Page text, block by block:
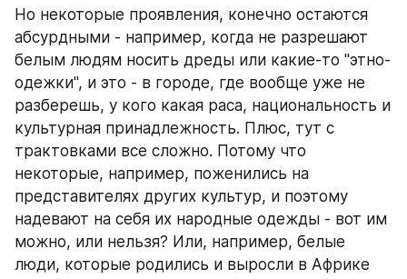
Но некоторые проявления, конечно остаются
абсурдными - например, когда не разрешают
белым людям носить дреды или какие-то "этно-
одежки", и это - в городе, где вообще уже не
разберешь, у кого какая раса, национальность и
культурная принадлежность. Плюс, тут с
трактовками все сложно. Потому что
некоторые, например, поженились на
представителях других культур, и поэтому
надевают на себя их народные одежды - вот им
можно, или нельзя? Или, например, белые
люди, которые родились и выросли в Африке